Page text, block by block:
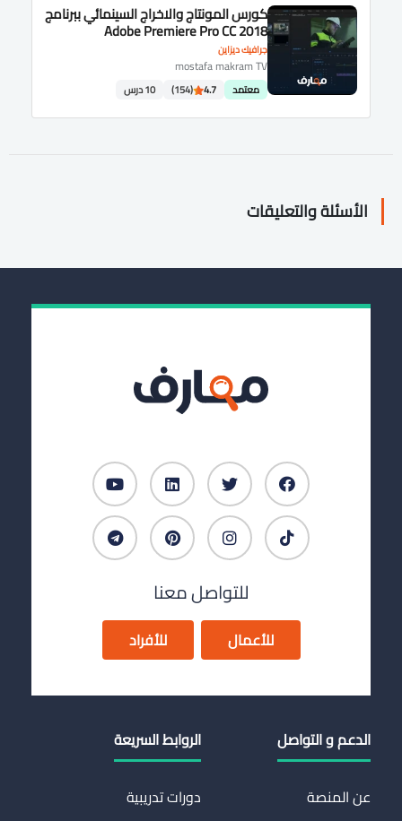
جرافيك ديزاين
كورس المونتاج والاخراج السينمائي ببرنامج
Adobe Premiere Pro CC 2018
mostafa makram TV
معتمد 4.7
(154) 10 درس
الأسئلة والتعليقات
للتواصل معنا
للأعمال للأفراد
الدعم و التواصل
عن المنصة
الروابط السريعة
دورات تدريبية